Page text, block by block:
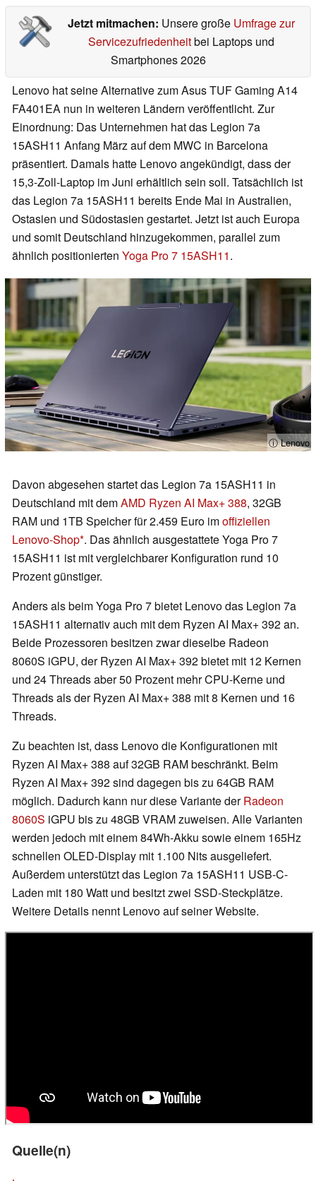
Jetzt mitmachen: Unsere große Umfrage zur
Servicezufriedenheitbei Laptops und
Smartphones 2026
Lenovo hat seine Alternative zum Asus TUF Gaming A14
FA401EA nun in weiteren Ländern veröffentlicht. Zur
Einordnung: Das Unternehmen hat das Legion 7a
15ASH11 Anfang März auf dem MWC in Barcelona
präsentiert. Damals hatte Lenovo angekündigt, dass der
15,3-Zoll-Laptop im Juni erhältlich sein soll. Tatsächlich ist
das Legion 7a 15ASH11 bereits Ende Mai in Australien,
Ostasien und Südostasien gestartet. Jetzt ist auch Europa
und somit Deutschland hinzugekommen, parallel zum
ähnlich positionierten Yoga Pro 7 15ASH11.
ⓘ Lenovo
Davon abgesehen startet das Legion 7a 15ASH11 in
Deutschland mit demAMD Ryzen AI Max+ 388, 32GB
RAM und 1TB Speicher für 2.459 Euro imoffiziellen
Lenovo-Shop . Das ähnlich ausgestattete Yoga Pro 7
15ASH11 ist mit vergleichbarer Konfiguration rund 10
Prozent günstiger.
Anders als beim Yoga Pro 7 bietet Lenovo das Legion 7a
15ASH11 alternativ auch mit dem Ryzen AI Max+ 392 an.
Beide Prozessoren besitzen zwar dieselbe Radeon
8060S iGPU, der Ryzen AI Max+ 392 bietet mit 12 Kernen
und 24 Threads aber 50 Prozent mehr CPU-Kerne und
Threads als der Ryzen AI Max+ 388 mit 8 Kernen und 16
Threads.
Zu beachten ist, dass Lenovo die Konfigurationen mit
Ryzen AI Max+ 388 auf 32GB RAM beschränkt. Beim
Ryzen AI Max+ 392 sind dagegen bis zu 64GB RAM
möglich. Dadurch kann nur diese Variante derRadeon
8060S iGPU bis zu 48GB VRAM zuweisen. Alle Varianten
werden jedoch mit einem 84Wh-Akku sowie einem 165Hz
schnellen OLED-Display mit 1.100 Nits ausgeliefert.
Außerdem unterstützt das Legion 7a 15ASH11 USB-C-
Laden mit 180 Watt und besitzt zwei SSD-Steckplätze.
Weitere Details nennt Lenovo auf seiner Website.
Quelle(n)